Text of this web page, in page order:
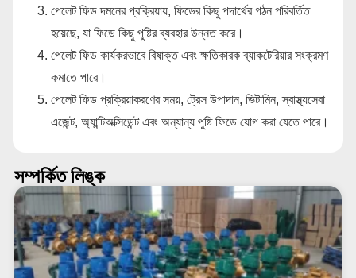
পেলেট ফিড দমনের প্রক্রিয়ায়, ফিডের কিছু পদার্থের গঠন পরিবর্তিত
হয়েছে, যা ফিডে কিছু পুষ্টির ব্যবহার উন্নত করে।
পেলেট ফিড কার্যকরভাবে বিষাক্ত এবং ক্ষতিকারক ব্যাকটেরিয়ার সংক্রমণ
কমাতে পারে।
পেলেট ফিড প্রক্রিয়াকরণের সময়, ট্রেস উপাদান, ভিটামিন, স্বাস্থ্যসেবা
এজেন্ট, অ্যান্টিঅক্সিডেন্ট এবং অন্যান্য পুষ্টি ফিডে যোগ করা যেতে পারে।
সম্পর্কিত লিঙ্ক